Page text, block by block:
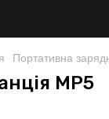
Портативна
MP5